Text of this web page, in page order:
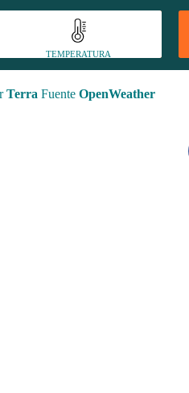
TEMPERATURA
Terra Fuente OpenWeather